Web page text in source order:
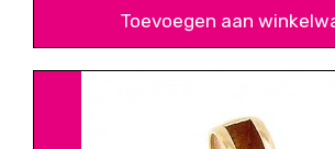
Toevoegen aan